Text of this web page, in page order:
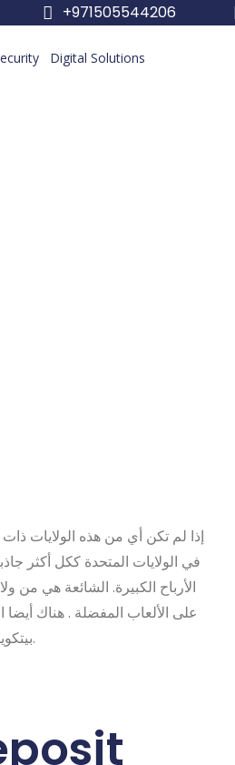
+971505544206
Digital Solutions
إذا لم تكن أي من هذه الولايات
في الولايات المتحدة ككل أكثر
الأرباح الكبيرة. الشائعة هي من
على الألعاب المفضلة . هناك أيضا
بيتكوين العرب وستكون قادرا على المراهنة على المباراة الكبيرة أيضا.